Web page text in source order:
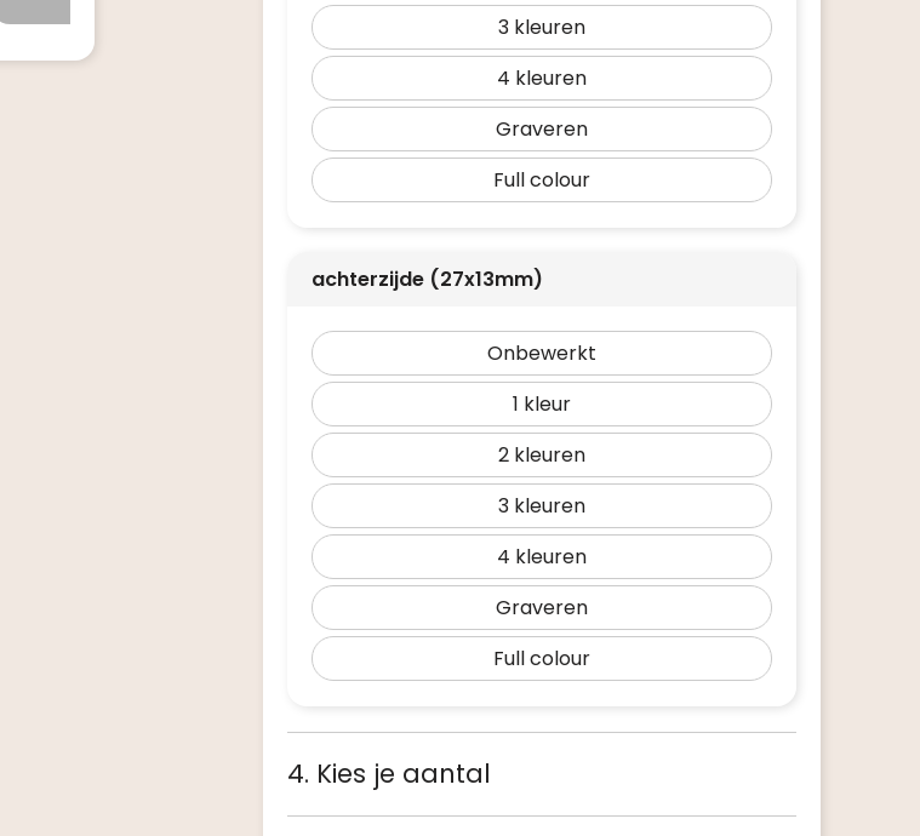
3
4
Graveren
Full colour
achterzijde (27x13mm)
Onbewerkt
1
2
3
4
Graveren
Full colour
4. Kies je aantal